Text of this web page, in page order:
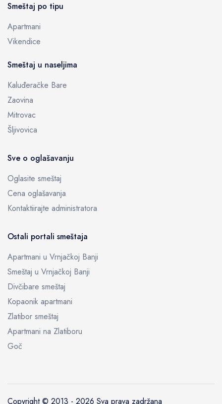
Smeštaj po tipu
Apartmani
Vikendice
Smeštaj u naseljima
Kaluđeračke Bare
Zaovina
Mitrovac
Šljivovica
Sve o oglašavanju
Oglasite smeštaj
Cena oglašavanja
Kontaktiirajte administratora
Ostali portali smeštaja
Apartmani u Vrnjačkoj Banji
Smeštaj u Vrnjačkoj Banji
Divčibare smeštaj
Kopaonik apartmani
Zlatibor smeštaj
Apartmani na Zlatiboru
Goč
Copyright © 2013 - 2026 Sva prava zadržana